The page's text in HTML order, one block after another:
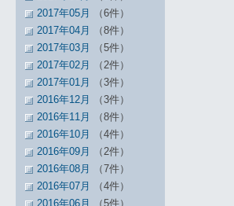
2017年05月
（6件）
2017年04月
（8件）
2017年03月
（5件）
2017年02月
（2件）
2017年01月
（3件）
2016年12月
（3件）
2016年11月
（8件）
2016年10月
（4件）
2016年09月
（2件）
2016年08月
（7件）
2016年07月
（4件）
2016年06月
（5件）